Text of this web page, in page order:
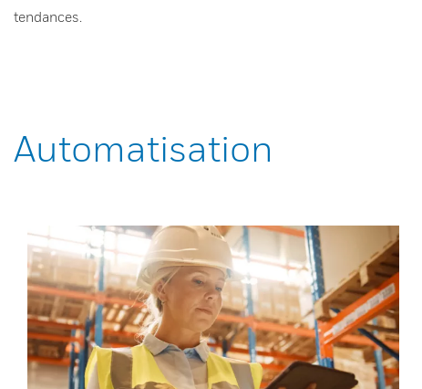
tendances.
Automatisation